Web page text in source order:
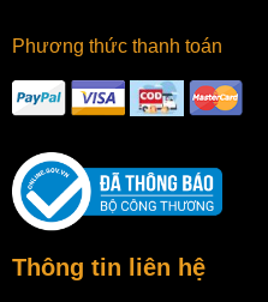
Phương thức thanh toán
Thông tin liên hệ